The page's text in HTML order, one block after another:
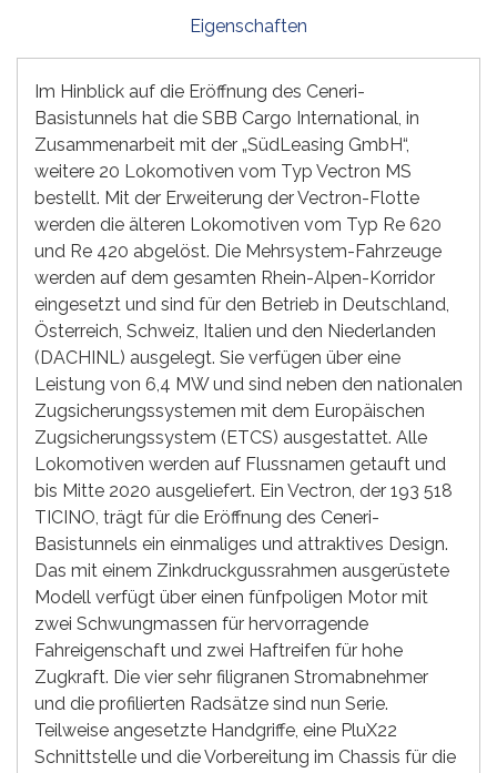
Eigenschaften
Im Hinblick auf die Eröffnung des Ceneri-
Basistunnels hat die SBB Cargo International, in
Zusammenarbeit mit der „SüdLeasing GmbH“,
weitere 20 Lokomotiven vom Typ Vectron MS
bestellt. Mit der Erweiterung der Vectron-Flotte
werden die älteren Lokomotiven vom Typ Re 620
und Re 420 abgelöst. Die Mehrsystem-Fahrzeuge
werden auf dem gesamten Rhein-Alpen-Korridor
eingesetzt und sind für den Betrieb in Deutschland,
Österreich, Schweiz, Italien und den Niederlanden
(DACHINL) ausgelegt. Sie verfügen über eine
Leistung von 6,4 MW und sind neben den nationalen
Zugsicherungssystemen mit dem Europäischen
Zugsicherungssystem (ETCS) ausgestattet. Alle
Lokomotiven werden auf Flussnamen getauft und
bis Mitte 2020 ausgeliefert. Ein Vectron, der 193 518
TICINO, trägt für die Eröffnung des Ceneri-
Basistunnels ein einmaliges und attraktives Design.
Das mit einem Zinkdruckgussrahmen ausgerüstete
Modell verfügt über einen fünfpoligen Motor mit
zwei Schwungmassen für hervorragende
Fahreigenschaft und zwei Haftreifen für hohe
Zugkraft. Die vier sehr filigranen Stromabnehmer
und die profilierten Radsätze sind nun Serie.
Teilweise angesetzte Handgriffe, eine PluX22
Schnittstelle und die Vorbereitung im Chassis für die